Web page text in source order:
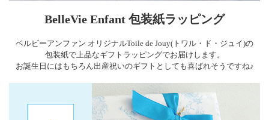
BelleVie Enfant 包装紙ラッピング
ベルビーアンファン オリジナルToile de Jouy(トワル・ド・ジュイ)の
包装紙で上品なギフトラッピングでお届けします。
お誕生日にはもちろん出産祝いのギフトとしても喜ばれそうですね♪